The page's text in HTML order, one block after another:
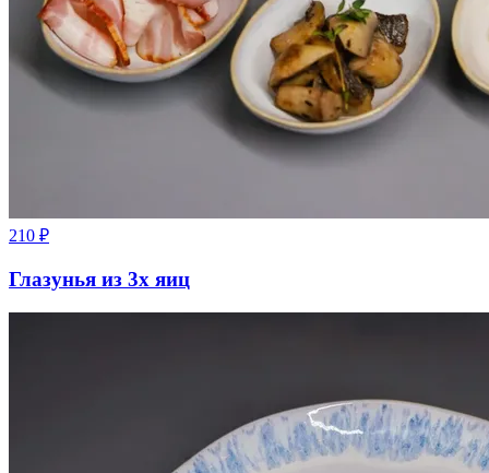
210 ₽
Глазунья из 3х яиц